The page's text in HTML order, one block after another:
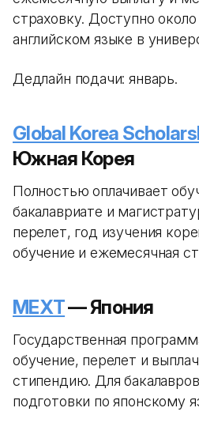
страховку. Доступно
английском языке в
Дедлайн подачи: январь.
Global Korea
Южная Корея
Полностью оплачивает
бакалавриате и
перелет, год изучения
обучение и ежемесячная
MEXT— Япония
Государственная
обучение, перелет и
стипендию. Для
подготовки по японскому